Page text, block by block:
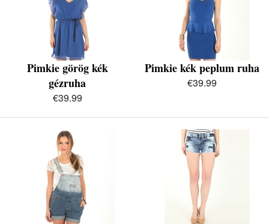
Pimkie görög kék
gézruha
€39.99
Pimkie kék peplum ruha
€39.99